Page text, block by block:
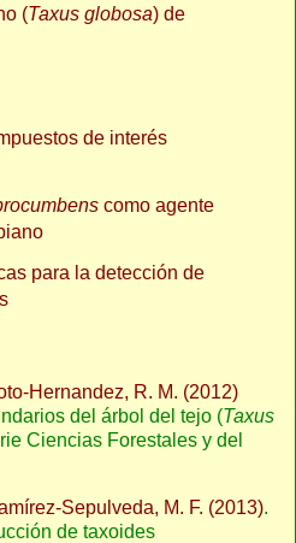
(Taxus globosa) de
de interés
como agente
para la detección de
Hernandez, R. M. (2012)
del árbol del tejo (Taxus
Ciencias Forestales y del
Sepulveda, M. F. (2013).
de taxoides